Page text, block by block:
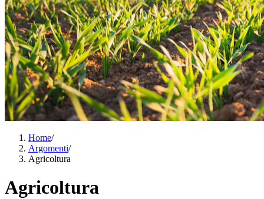
Home/
Argomenti/
Agricoltura
Agricoltura